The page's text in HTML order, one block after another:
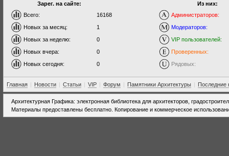
Зарег. на сайте:
Всего:
16168
Новых за месяц:
1
Новых за неделю:
0
Новых вчера:
0
Новых сегодня:
0
Из них:
Администраторов:
Модераторов:
VIP пользователей:
Проверенных:
Рядовых:
Главная | Новости | Статьи | VIP | Форум | Памятники Архитектуры | Последние
Архитектурная Графика: электронная библиотека для архитекторов,
Материалы предоставлены бесплатно. Копирование и коммерческое